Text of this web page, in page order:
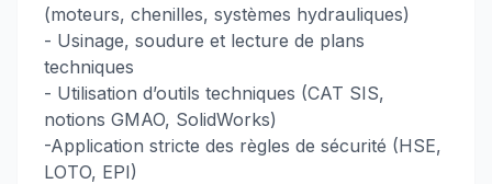
(moteurs, chenilles, systèmes hydrauliques)
- Usinage, soudure et lecture de plans
techniques
- Utilisation d’outils techniques (CAT SIS,
notions GMAO, SolidWorks)
-Application stricte des règles de sécurité (HSE,
LOTO, EPI)